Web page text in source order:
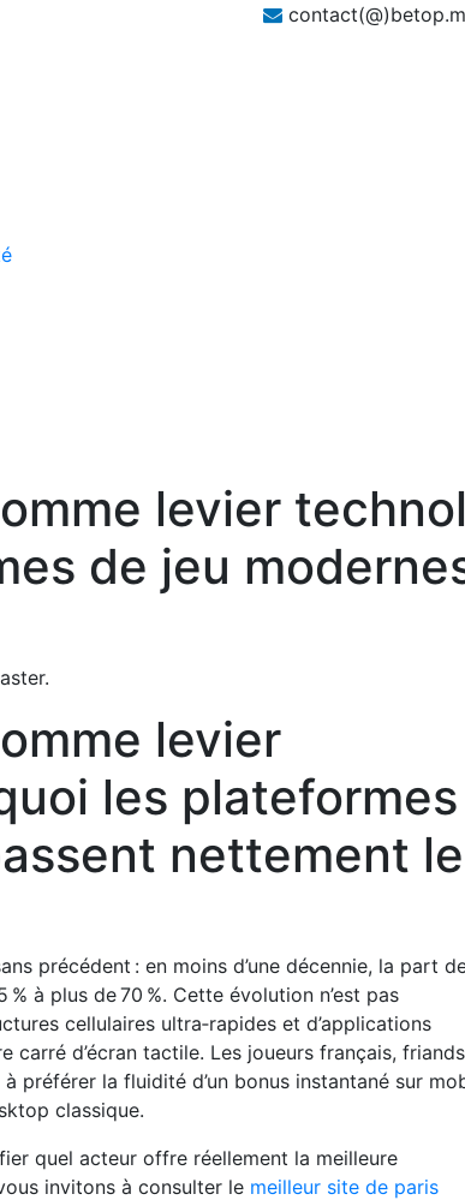
levier
de jeu
levier
les plateformes
nettement le
précédent : en moins d’une décennie, la part
à plus de 70 %. Cette évolution n’est pas
cellulaires ultra‑rapides et d’applications
d’écran tactile. Les joueurs français, friands
préférer la fluidité d’un bonus instantané sur
classique.
quel acteur offre réellement la meilleure
invitons à consulter le meilleur site de paris